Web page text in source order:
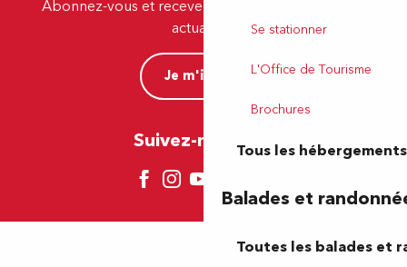
Se stationner
L'Office de Tourisme
Brochures
Tous les hébergements
Balades et
Toutes les balades et
Abonnez-vous et recevez par e-mail nos offres et
actualités.
Je m'inscris
Suivez-nous ici !